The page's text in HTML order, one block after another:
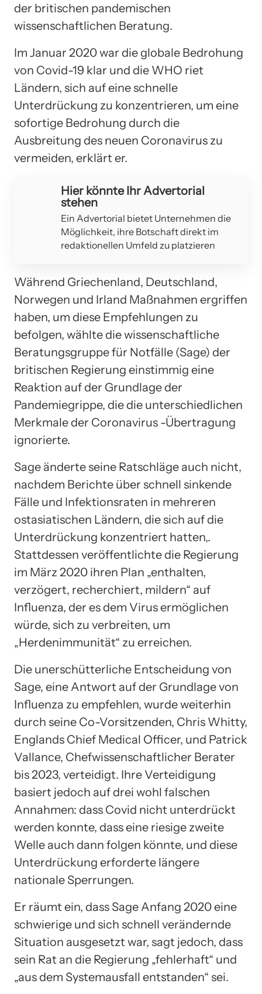
der britischen pandemischen
wissenschaftlichen Beratung.
Im Januar 2020 war die globale Bedrohung
von Covid-19 klar und die WHO riet
Ländern, sich auf eine schnelle
Unterdrückung zu konzentrieren, um eine
sofortige Bedrohung durch die
Ausbreitung des neuen Coronavirus zu
vermeiden, erklärt er.
Hier könnte Ihr Advertorial
stehen
Ein Advertorial bietet Unternehmen die
Möglichkeit, ihre Botschaft direkt im
redaktionellen Umfeld zu platzieren
Während Griechenland, Deutschland,
Norwegen und Irland Maßnahmen ergriffen
haben, um diese Empfehlungen zu
befolgen, wählte die wissenschaftliche
Beratungsgruppe für Notfälle (Sage) der
britischen Regierung einstimmig eine
Reaktion auf der Grundlage der
Pandemiegrippe, die die unterschiedlichen
Merkmale der Coronavirus -Übertragung
ignorierte.
Sage änderte seine Ratschläge auch nicht,
nachdem Berichte über schnell sinkende
Fälle und Infektionsraten in mehreren
ostasiatischen Ländern, die sich auf die
Unterdrückung konzentriert hatten,.
Stattdessen veröffentlichte die Regierung
im März 2020 ihren Plan „enthalten,
verzögert, recherchiert, mildern“ auf
Influenza, der es dem Virus ermöglichen
würde, sich zu verbreiten, um
„Herdenimmunität“ zu erreichen.
Die unerschütterliche Entscheidung von
Sage, eine Antwort auf der Grundlage von
Influenza zu empfehlen, wurde weiterhin
durch seine Co-Vorsitzenden, Chris Whitty,
Englands Chief Medical Officer, und Patrick
Vallance, Chefwissenschaftlicher Berater
bis 2023, verteidigt. Ihre Verteidigung
basiert jedoch auf drei wohl falschen
Annahmen: dass Covid nicht unterdrückt
werden konnte, dass eine riesige zweite
Welle auch dann folgen könnte, und diese
Unterdrückung erforderte längere
nationale Sperrungen.
Er räumt ein, dass Sage Anfang 2020 eine
schwierige und sich schnell verändernde
Situation ausgesetzt war, sagt jedoch, dass
sein Rat an die Regierung „fehlerhaft“ und
„aus dem Systemausfall entstanden“ sei.